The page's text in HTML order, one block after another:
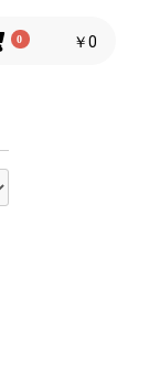
0 ￥0